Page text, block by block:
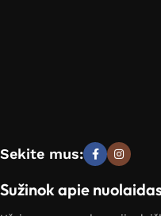
Šiauliai, Panevėžys bei
su mumis
„Biomed“ priemonėmis
pamatysite beveik iškart!
Sekite mus:
Sužinok apie